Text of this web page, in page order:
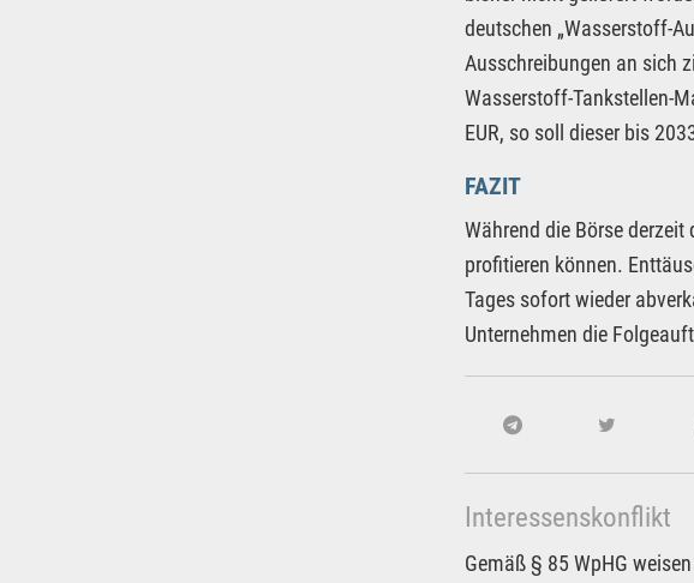
deutschen „Wasserstoff-
Ausschreibungen an sich
Wasserstoff-Tankstellen-
EUR, so soll dieser bis
FAZIT
Während die Börse
profitieren können.
Tages sofort wieder
Unternehmen die
Interessenskonflikt
Gemäß § 85 WpHG